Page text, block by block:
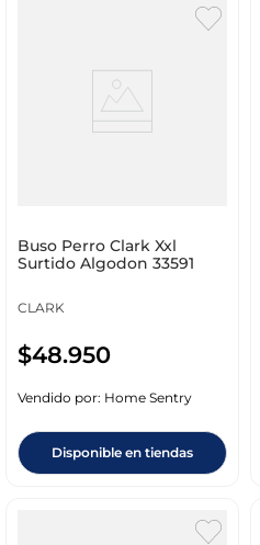
Buso Perro Clark Xxl
Surtido Algodon 33591
CLARK
$48.950
Vendido por: Home Sentry
Disponible en tiendas